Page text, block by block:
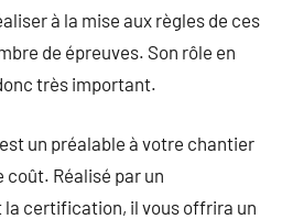
à la mise aux règles de ces
de épreuves. Son rôle en
très important.
un préalable à votre chantier
Réalisé par un
certification, il vous offrira un